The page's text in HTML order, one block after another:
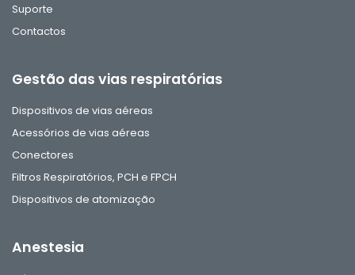
Suporte
Contactos
Gestão das vias respiratórias
Dispositivos de vias aéreas
Acessórios de vias aéreas
Conectores
Filtros Respiratórios, PCH e FPCH
Dispositivos de atomização
Anestesia